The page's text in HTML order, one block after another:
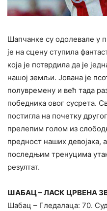
Шапчанке су одолевале у
је на сцену ступила
која је потврдила да је
нашој земљи. Јована је
полувремену и већ тада
победника овог сусрета.
постигла на почетку
прелепим голом из
предност наших девојака,
последњим тренуцима
резултат.
ШАБАЦ – ЛАСК ЦРВЕНА
Шабац – Гледалаца: 70.